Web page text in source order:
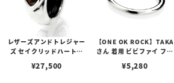
レザーズアンドトレジャー
ズ セイクリッドハートピ
¥27,500
【ONE OK ROCK】TAKA
さん 着用 ビビファイ フー
¥5,280